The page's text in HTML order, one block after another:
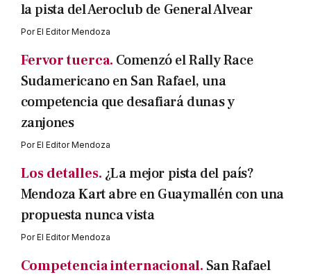
la pista del Aeroclub de General Alvear
PorEl Editor Mendoza
Fervor tuerca. Comenzó el Rally Race
Sudamericano en San Rafael, una
competencia que desafiará dunas y
zanjones
PorEl Editor Mendoza
Los detalles. ¿La mejor pista del país?
Mendoza Kart abre en Guaymallén con una
propuesta nunca vista
PorEl Editor Mendoza
Competencia internacional. San Rafael